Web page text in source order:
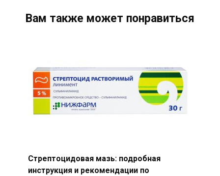
Вам также может понравиться
Стрептоцидовая мазь: подробная
инструкция и рекомендации по